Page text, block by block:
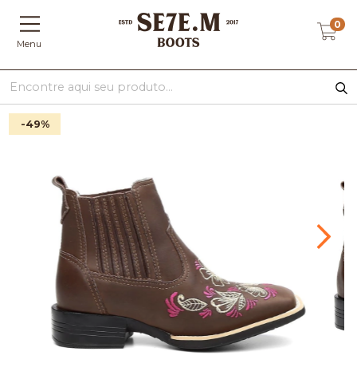
Menu
0
-49%